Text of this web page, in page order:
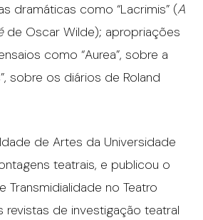
dramáticas como “Lacrimis” (A
de Oscar Wilde); apropriações
como “Aurea”, sobre a
sobre os diários de Roland
de Artes da Universidade
teatrais, e publicou o
no Teatro
de investigação teatral